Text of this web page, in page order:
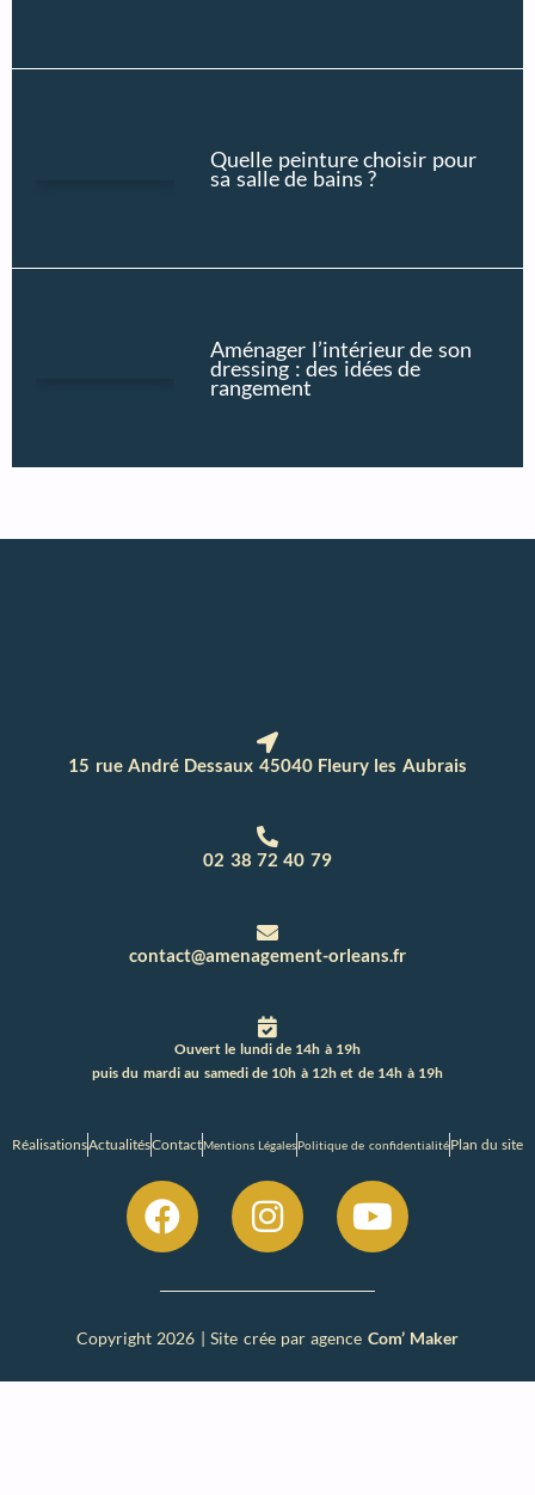
Quelle peinture choisir pour
sa salle de bains ?
Aménager l’intérieur de son
dressing : des idées de
rangement
15 rue André Dessaux 45040 Fleury les Aubrais
02 38 72 40 79
contact@amenagement-orleans.fr
Ouvert le lundi de 14h à 19h
puis du mardi au samedi de 10h à 12h et de 14h à 19h
RéalisationsActualitésContactMentions LégalesPolitique de confidentialitéPlan du site
Copyright 2026 | Site crée par agence Com’ Maker